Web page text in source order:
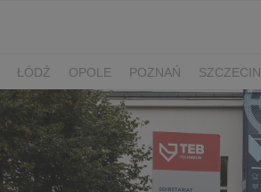
ŁÓDŹ OPOLE POZNAŃ SZCZECIN